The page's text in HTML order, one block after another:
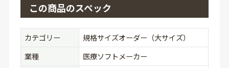
この商品のスペック
カテゴリー
規格サイズオーダー（大サイズ）
業種
医療ソフトメーカー